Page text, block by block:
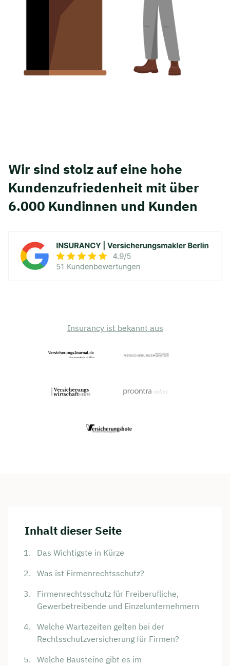
Wir sind stolz auf eine hohe
Kunden­zufriedenheit mit über
6.000 Kundinnen und Kunden
Insurancy ist bekannt aus
Inhalt dieser Seite
Das Wichtigste in Kürze
Was ist Firmenrechtsschutz?
Firmenrechtsschutz für Freiberufliche,
Gewerbetreibende und Einzelunternehmern
Welche Wartezeiten gelten bei der
Rechtsschutzversicherung für Firmen?
Welche Bausteine gibt es im